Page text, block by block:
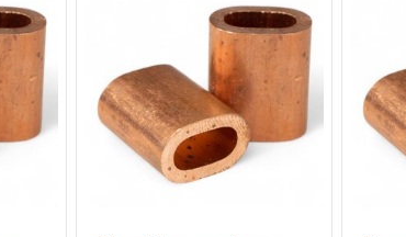
: Voor extra treksterkte en duurzaamheid.
: Gebruik van hydraulische persen voor optimale